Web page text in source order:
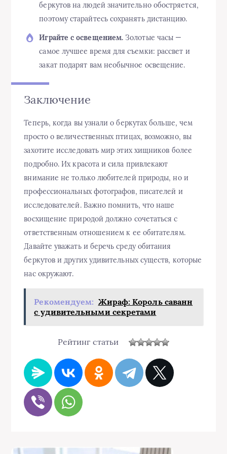
беркутов на людей значительно обостряется,
поэтому старайтесь сохранять дистанцию.
Играйте с освещением. Золотые часы —
самое лучшее время для съемки: рассвет и
закат подарят вам необычное освещение.
Заключение
Теперь, когда вы узнали о беркутах больше, чем
просто о величественных птицах, возможно, вы
захотите исследовать мир этих хищников более
подробно. Их красота и сила привлекают
внимание не только любителей природы, но и
профессиональных фотографов, писателей и
исследователей. Важно помнить, что наше
восхищение природой должно сочетаться с
ответственным отношением к ее обитателям.
Давайте уважать и беречь среду обитания
беркутов и других удивительных существ, которые
нас окружают.
Рекомендуем: Жираф: Король саванн
с удивительными секретами
Рейтинг статьи